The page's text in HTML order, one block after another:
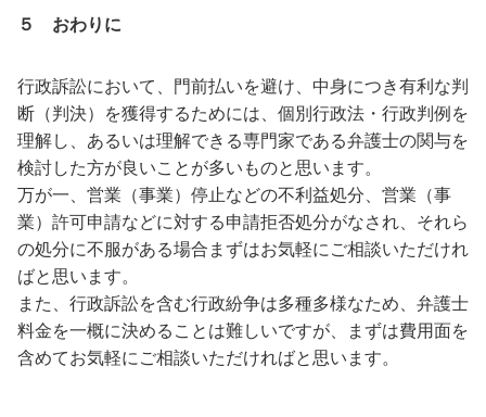
５ おわりに
行政訴訟において、門前払いを避け、中身につき有利な判
断（判決）を獲得するためには、個別行政法・行政判例を
理解し、あるいは理解できる専門家である弁護士の関与を
検討した方が良いことが多いものと思います。
万が一、営業（事業）停止などの不利益処分、営業（事
業）許可申請などに対する申請拒否処分がなされ、それら
の処分に不服がある場合まずはお気軽にご相談いただけれ
ばと思います。
また、行政訴訟を含む行政紛争は多種多様なため、弁護士
料金を一概に決めることは難しいですが、まずは費用面を
含めてお気軽にご相談いただければと思います。